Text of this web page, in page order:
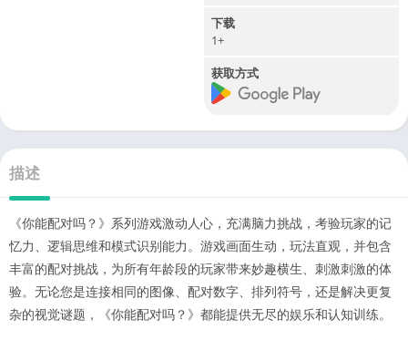
下载
1+
获取方式
描述
《你能配对吗？》系列游戏激动人心，充满脑力挑战，考验玩家的记
忆力、逻辑思维和模式识别能力。游戏画面生动，玩法直观，并包含
丰富的配对挑战，为所有年龄段的玩家带来妙趣横生、刺激刺激的体
验。无论您是连接相同的图像、配对数字、排列符号，还是解决更复
杂的视觉谜题，《你能配对吗？》都能提供无尽的娱乐和认知训练。